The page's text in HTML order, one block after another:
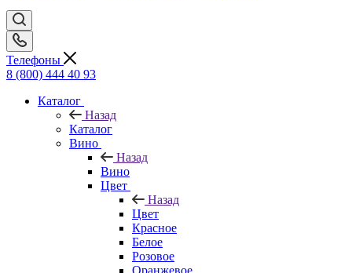
Телефоны
8 (800) 444 40 93
Каталог
Назад
Каталог
Вино
Назад
Вино
Цвет
Назад
Цвет
Красное
Белое
Розовое
Оранжевое